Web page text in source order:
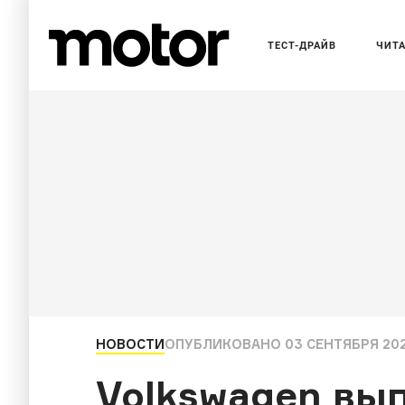
ТЕСТ-ДРАЙВ
НОВОСТИОПУБЛИКОВАНО 03 СЕНТЯБРЯ
Volkswagen